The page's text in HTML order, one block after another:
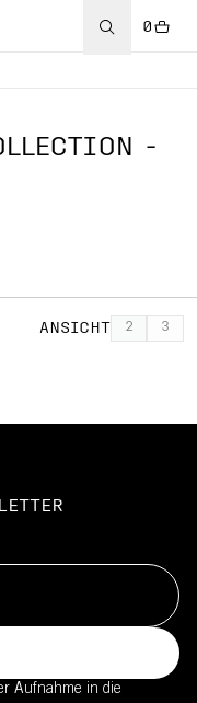
0
-
ANSICHT 2 3
Aufnahme in die